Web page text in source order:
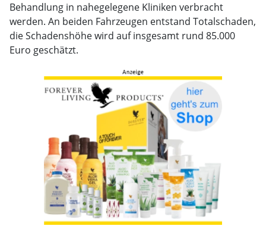
Behandlung in nahegelegene Kliniken verbracht
werden. An beiden Fahrzeugen entstand Totalschaden,
die Schadenshöhe wird auf insgesamt rund 85.000
Euro geschätzt.